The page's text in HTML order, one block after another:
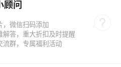
顾问